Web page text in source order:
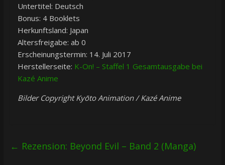
Untertitel: Deutsch
Bonus: 4 Booklets
Herkunftsland: Japan
Altersfreigabe: ab 0
Erscheinungstermin: 14. Juli 2017
Herstellerseite: K-On! – Staffel 1 Gesamtausgabe bei
Kazé Anime
Bilder Copyright Kyōto Animation / Kazé Anime
← Rezension: Beyond Evil – Band 2 (Manga)